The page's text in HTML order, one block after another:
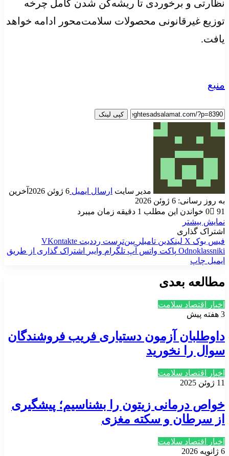
نظارتی و برخوردی تا ریشه‌کن شدن کامل چرخه
توزیع غیرقانونی محصولات سلامت‌محور ادامه خواهد
یافت.
منبع
کپی لینک
مدیر سایت ارسال ایمیل 6 ژوئن 2026
آخرین
به روز رسانی: 6 ژوئن 2026
0
91
خواندن این مطلب 1 دقیقه زمان میبرد
نمایش بیشتر
اشتراک گذاری
فیس بوک X لینکدین ‫تامبلر ‫پین‌ترست ‫رددیت ‫VKontakte
‫Odnoklassniki پاکت واتس آپ تلگرام وایبر
اشتراک گذاری از طریق
ایمیل چاپ
مطالعه بعدی
اخبار اقتصاد سلامت
3 هفته پیش
داوطلبان آزمون دستیاری فریب فروشندگان
سوال را نخورید
اخبار اقتصاد سلامت
11 ژوئن 2025
خواص درمانی زیتون را بشناسیم؛ پیشگیری
از سرطان و سکته مغزی
اخبار اقتصاد سلامت
6 ژانویه 2026